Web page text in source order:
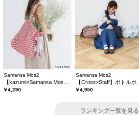
Samansa Mos2
￥4,290
Samansa Mos2
￥4,950
ランキング一覧を見る